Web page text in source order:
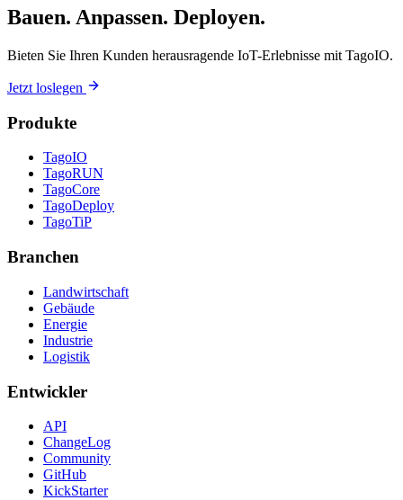
Bauen. Anpassen. Deployen.
Bieten Sie Ihren Kunden herausragende IoT-Erlebnisse mit TagoIO.
Jetzt loslegen
Produkte
TagoIO
TagoRUN
TagoCore
TagoDeploy
TagoTiP
Branchen
Landwirtschaft
Gebäude
Energie
Industrie
Logistik
Entwickler
API
ChangeLog
Community
GitHub
KickStarter